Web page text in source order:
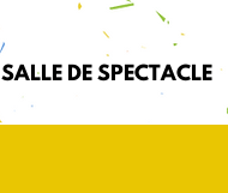
SALLE DE SPECTACLE